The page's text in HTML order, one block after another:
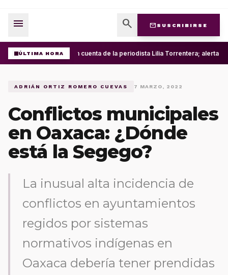
menu search mail SUSCRIBIRSE
ÚLTIMA HORARoban cuenta de la periodista Lilia Torrentera; alerta
ADRIÁN ORTIZ ROMERO CUEVAS 7 MARZO, 2022
Conflictos municipales
en Oaxaca: ¿Dónde
está la Segego?
La inusual alta incidencia de
conflictos en ayuntamientos
regidos por sistemas
normativos indígenas en
Oaxaca debería tener prendidas